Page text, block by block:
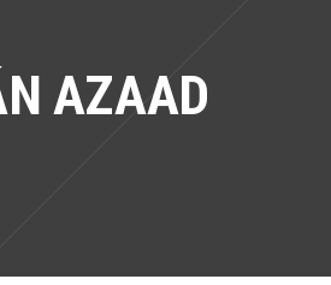
AZAAD